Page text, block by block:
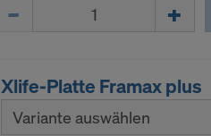
Xlife-Platte Framax plus
Variante auswählen